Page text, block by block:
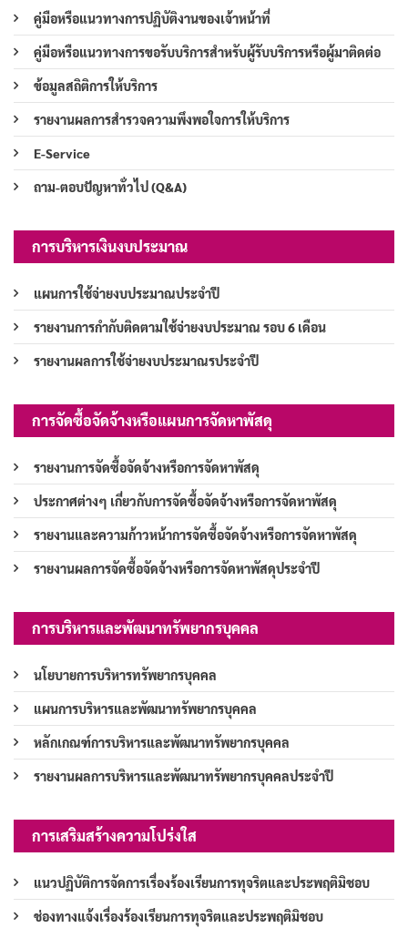
คู่มือหรือแนวทางการปฏิบัติงานของเจ้าหน้าที่
คู่มือหรือแนวทางการขอรับบริการสำหรับผู้รับบริการหรือผู้มาติดต่อ
ข้อมูลสถิติการให้บริการ
รายงานผลการสำรวจความพึงพอใจการให้บริการ
E-Service
ถาม-ตอบปัญหาทั่วไป (Q&A)
การบริหารเงินงบประมาณ
แผนการใช้จ่ายงบประมาณประจำปี
รายงานการกำกับติดตามใช้จ่ายงบประมาณ รอบ 6 เดือน
รายงานผลการใช้จ่ายงบประมาณรประจำปี
การจัดซื้อจัดจ้างหรือแผนการจัดหาพัสดุ
รายงานการจัดซื้อจัดจ้างหรือการจัดหาพัสดุ
ประกาศต่างๆ เกี่ยวกับการจัดซื้อจัดจ้างหรือการจัดหาพัสดุ
รายงานและความก้าวหน้าการจัดซื้อจัดจ้างหรือการจัดหาพัสดุ
รายงานผลการจัดซื้อจัดจ้างหรือการจัดหาพัสดุประจำปี
การบริหารและพัฒนาทรัพยากรบุคคล
นโยบายการบริหารทรัพยากรบุคคล
แผนการบริหารและพัฒนาทรัพยากรบุคคล
หลักเกณฑ์การบริหารและพัฒนาทรัพยากรบุคคล
รายงานผลการบริหารและพัฒนาทรัพยากรบุคคลประจำปี
การเสริมสร้างความโปร่งใส
แนวปฏิบัติการจัดการเรื่องร้องเรียนการทุจริตและประพฤติมิชอบ
ช่องทางแจ้งเรื่องร้องเรียนการทุจริตและประพฤติมิชอบ